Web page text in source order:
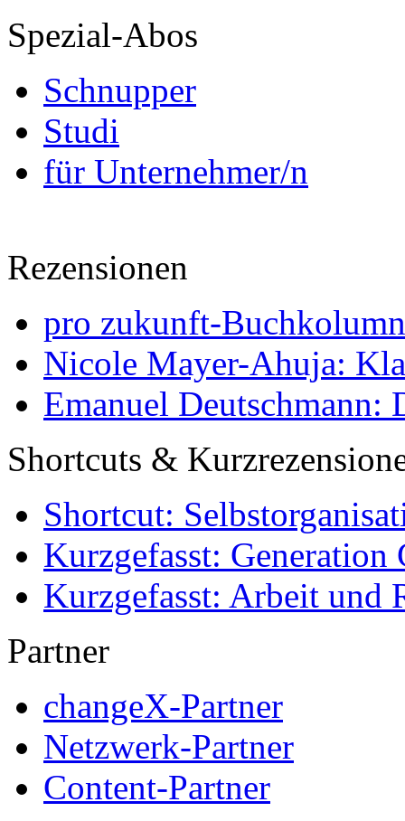
Spezial-Abos
Schnupper
Studi
für Unternehmer/n
Rezensionen
pro zukunft-
Nicole Mayer-Ahuja:
Emanuel Deutschmann:
Shortcuts &
Shortcut:
Kurzgefasst: Generation
Kurzgefasst: Arbeit und
Partner
changeX-Partner
Netzwerk-Partner
Content-Partner